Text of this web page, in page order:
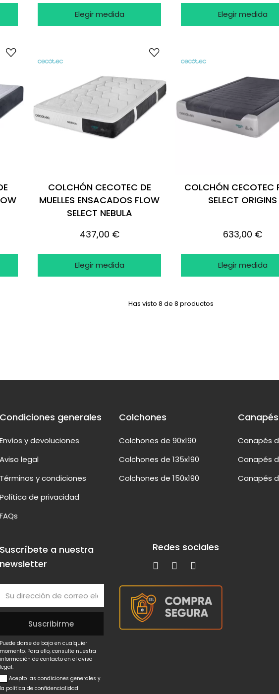
Elegir medida Elegir medida
COLCHÓN CECOTEC DE
MUELLES ENSACADOS FLOW
SELECT NEBULA
437,00 €
Elegir medida
COLCHÓN CECOTEC
SELECT ORIGINS
633,00 €
Elegir medida
Has visto 8 de 8 productos
Condiciones generales
Envíos y devoluciones
Aviso legal
Términos y condiciones
Política de privacidad
FAQs
Colchones
Colchones de 90x190
Colchones de 135x190
Colchones de 150x190
Canapés
Canapés
Canapés
Canapés
Suscríbete a nuestra
newsletter
Puede darse de baja en cualquier
momento. Para ello, consulte nuestra
información de contacto en el aviso
legal.
Acepto las condiciones generales y
la política de confidencialidad
Redes sociales